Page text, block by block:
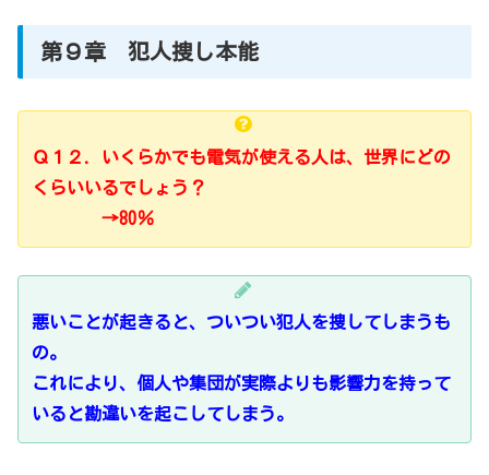
第９章 犯人捜し本能
Ｑ１２．いくらかでも電気が使える人は、世界にどの
くらいいるでしょう？
→80％
悪いことが起きると、ついつい犯人を捜してしまうも
の。
これにより、個人や集団が実際よりも影響力を持って
いると勘違いを起こしてしまう。